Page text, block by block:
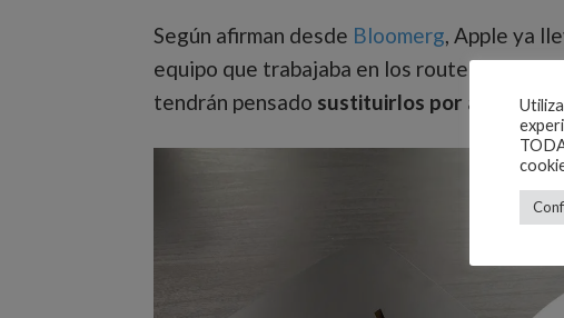
Según afirman desde Bloomerg, Apple ya
equipo que trabajaba en los routers
tendrán pensado sustituirlos por algo